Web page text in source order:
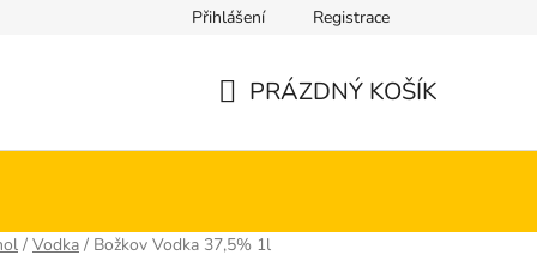
Přihlášení Registrace
PRÁZDNÝ KOŠÍK
/ Vodka / Božkov Vodka 37,5% 1l